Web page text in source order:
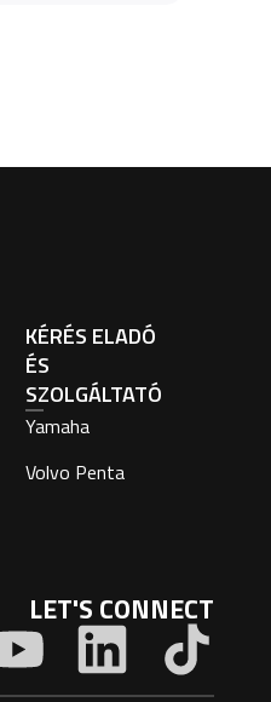
KÉRÉS ELADÓ
ÉS
SZOLGÁLTATÓ
Yamaha
Volvo Penta
LET'S CONNECT